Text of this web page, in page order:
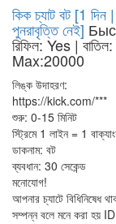
কিক চ্যাট বট [1
পুনরাবৃত্তি নেই]
রিফিল: Yes |
Max:20000
লিঙ্ক উদাহরণ:
https://kick.com/***
শুরু: 0-15 মিনিট
স্ট্রিমে 1 লাইন = 1
ডাকনাম: বট
ব্যবধান: 30 সেকেন্ড
মনোযোগ!
আপনার চ্যাটে বিধিনিষেধ
সম্পন্ন বলে মনে করা হয়